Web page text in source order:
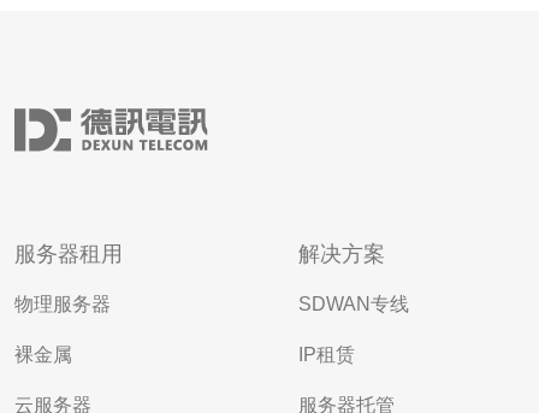
服务器租用
物理服务器
裸金属
云服务器
解决方案
SDWAN专线
IP租赁
服务器托管